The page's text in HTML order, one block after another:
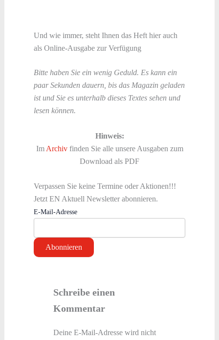
Und wie immer, steht Ihnen das Heft hier auch
als Online-Ausgabe zur Verfügung
Bitte haben Sie ein wenig Geduld. Es kann ein
paar Sekunden dauern, bis das Magazin geladen
ist und Sie es unterhalb dieses Textes sehen und
lesen können.
Hinweis:
Im Archivfinden Sie alle unsere Ausgaben zum
Download als PDF
Verpassen Sie keine Termine oder Aktionen!!!
Jetzt EN Aktuell Newsletter abonnieren.
E-Mail-Adresse
Schreibe einen
Kommentar
Deine E-Mail-Adresse wird nicht